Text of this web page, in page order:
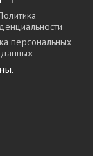
персональных
данных